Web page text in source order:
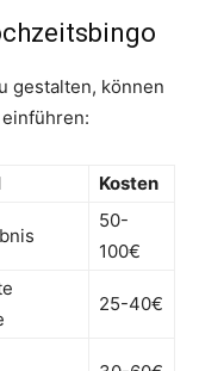
gestalten, können
Kosten
50-
100€
25-40€